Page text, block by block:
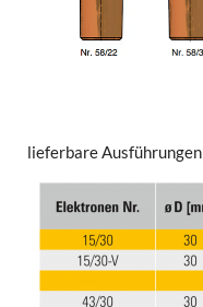
lieferbare Ausführungen